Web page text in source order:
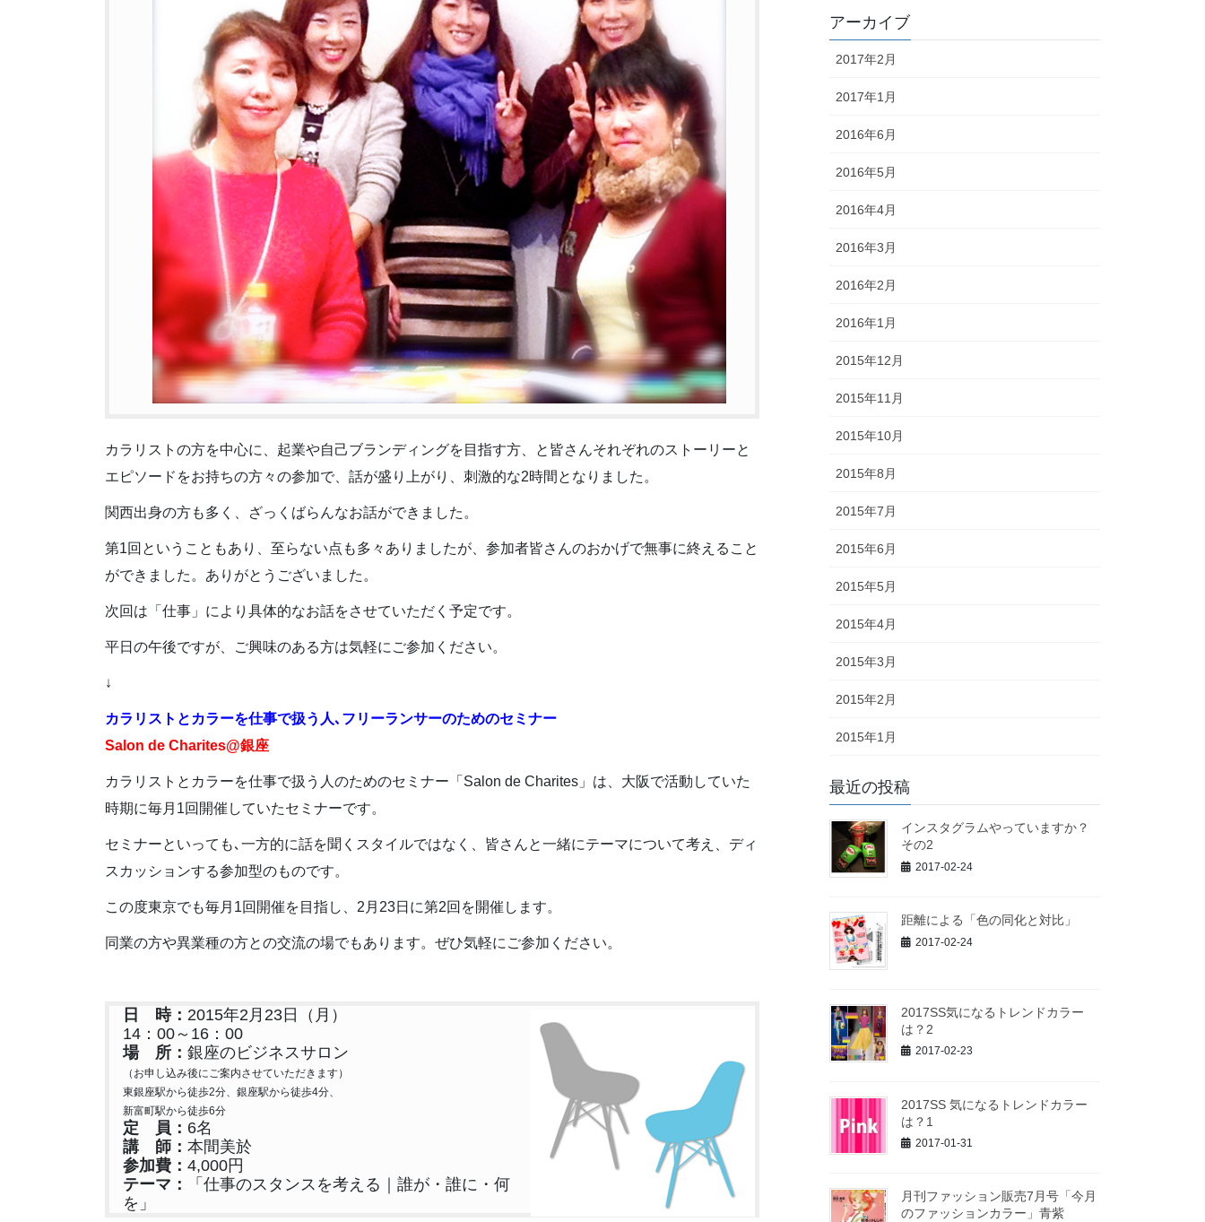
カラリストの方を中心に、起業や自己ブランディングを目指す方、と皆さんそれぞれのストーリーと
エピソードをお持ちの方々の参加で、話が盛り上がり、刺激的な2時間となりました。
関西出身の方も多く、ざっくばらんなお話ができました。
第1回ということもあり、至らない点も多々ありましたが、参加者皆さんのおかげで無事に終えること
ができました。ありがとうございました。
次回は「仕事」により具体的なお話をさせていただく予定です。
平日の午後ですが、ご興味のある方は気軽にご参加ください。
↓
カラリストとカラーを仕事で扱う人､フリーランサーのためのセミナー
Salon de Charites@銀座
カラリストとカラーを仕事で扱う人のためのセミナー「Salon de Charites」は、大阪で活動していた
時期に毎月1回開催していたセミナーです。
セミナーといっても､一方的に話を聞くスタイルではなく、皆さんと一緒にテーマについて考え、ディ
スカッションする参加型のものです。
この度東京でも毎月1回開催を目指し、2月23日に第2回を開催します。
同業の方や異業種の方との交流の場でもあります。ぜひ気軽にご参加ください。
日 時： 2015年2月23日（月）
14：00～16：00
場 所： 銀座のビジネスサロン
（お申し込み後にご案内させていただきます）
東銀座駅から徒歩2分、銀座駅から徒歩4分、
新富町駅から徒歩6分
定 員： 6名
講 師： 本間美於
参加費： 4,000円
テーマ：
「仕事のスタンスを考える｜誰が・誰に・何
を」
アーカイブ
2017年2月
2017年1月
2016年6月
2016年5月
2016年4月
2016年3月
2016年2月
2016年1月
2015年12月
2015年11月
2015年10月
2015年8月
2015年7月
2015年6月
2015年5月
2015年4月
2015年3月
2015年2月
2015年1月
最近の投稿
インスタグラムやっていますか？
その2
2017-02-24
距離による「色の同化と対比」
2017-02-24
2017SS気になるトレンドカラー
は？2
2017-02-23
2017SS 気になるトレンドカラー
は？1
2017-01-31
月刊ファッション販売7月号「今月
のファッションカラー」青紫